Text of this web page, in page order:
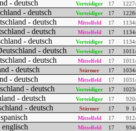
Verteidiger 17 12
Verteidiger 17 12
Mittelfeld 17 11
Mittelfeld 17 11
Verteidiger 17 11
Verteidiger 17 10
Mittelfeld 17 10
Stürmer 17 10
Mittelfeld 17 10
Verteidiger 17 10
Verteidiger 17 9
Stürmer 17 9
Mittelfeld 17 9
Mittelfeld 17 9